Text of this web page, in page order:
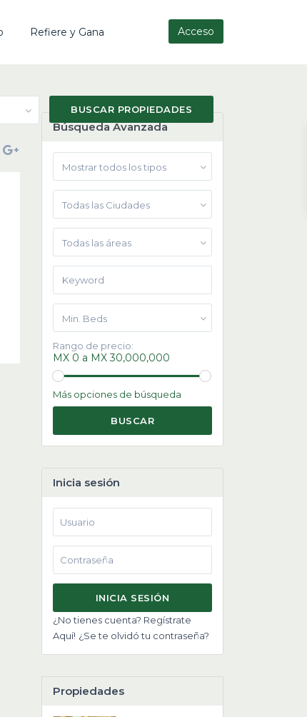
Acceso
Refiere y Gana
Búsqueda Avanzada
Mostrar todos los tipos
Todas las Ciudades
Todas las áreas
Min. Beds
Rango de precio:
MX 0 a MX 30,000,000
Más opciones de búsqueda
BUSCAR
Inicia sesión
INICIA SESIÓN
¿No tienes cuenta? Regístrate
Aquí! ¿Se te olvidó tu contraseña?
Propiedades